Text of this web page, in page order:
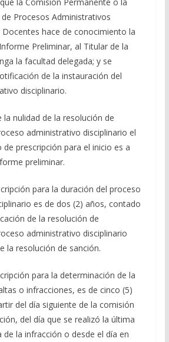
Procesos Administrativos
Docentes hace de conocimiento la
Preliminar, al Titular de la
la facultad delegada; y se
de la instauración del
disciplinario.
la nulidad de la resolución de
administrativo disciplinario el
prescripción para el inicio es a
preliminar.
para la duración del proceso
es de dos (2) años, contado
de la resolución de
administrativo disciplinario
la resolución de sanción.
para la determinación de la
o infracciones, es de cinco (5)
del día siguiente de la comisión
del día que se realizó la última
la infracción o desde el día en